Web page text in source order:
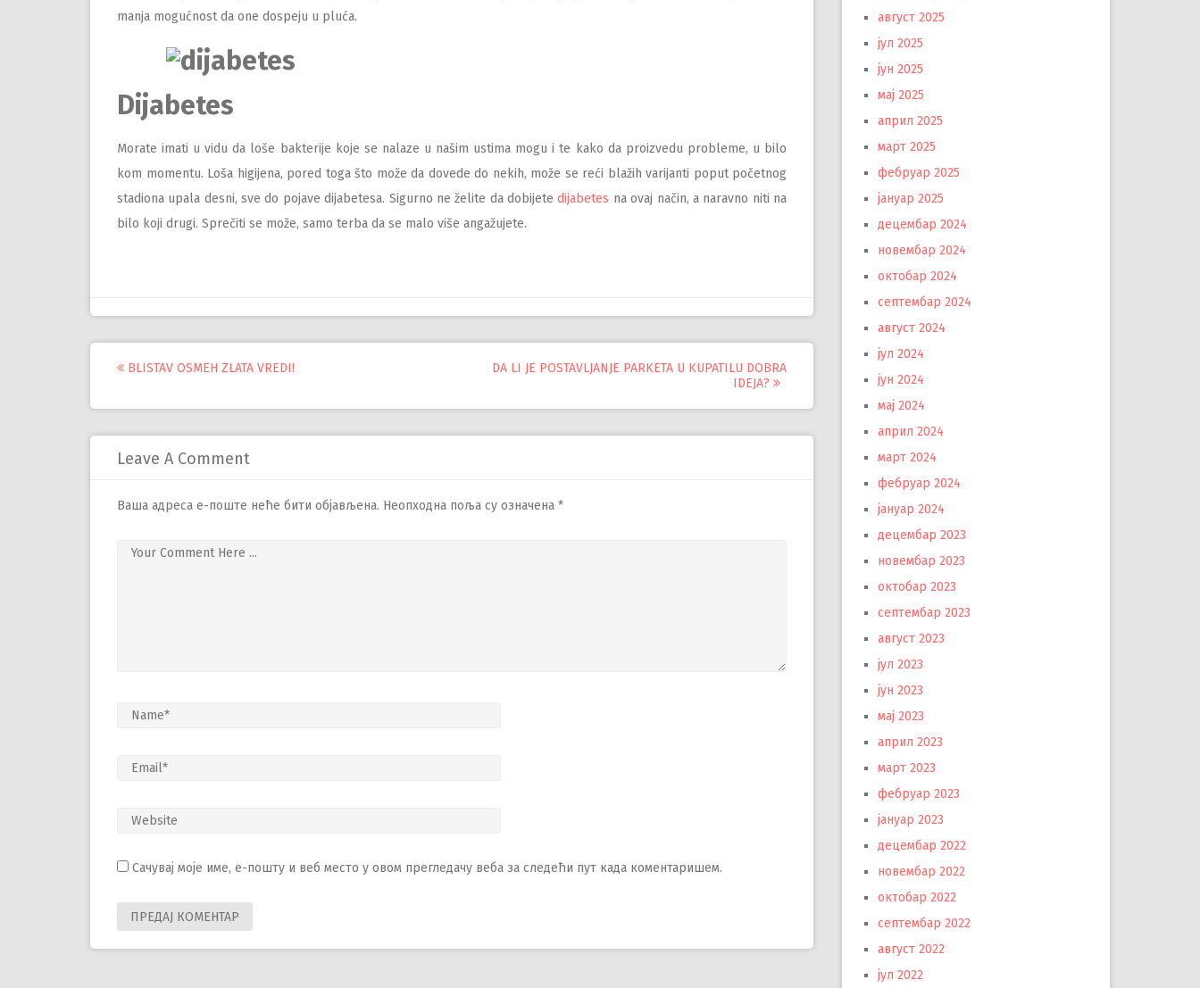
manja mogućnost da one dospeju u pluća.
Dijabetes
Morate imati u vidu da loše bakterije koje se nalaze u našim ustima mogu i te kako da proizvedu probleme, u bilo
kom momentu. Loša higijena, pored toga što može da dovede do nekih, može se reći blažih varijanti poput početnog
stadiona upala desni, sve do pojave dijabetesa. Sigurno ne želite da dobijetedijabetes na ovaj način, a naravno niti na
bilo koji drugi. Sprečiti se može, samo terba da se malo više angažujete.
Управљање
BLISTAV OSMEH ZLATA VREDI!
DA LI JE POSTAVLJANJE PARKETA U KUPATILU DOBRA
IDEJA?
Leave A Comment
Ваша адреса е-поште неће бити објављена. Неопходна поља су означена *
Сачувај моје име, е-пошту и веб место у овом прегледачу веба за следећи пут када коментаришем.
август 2025
јул 2025
јун 2025
мај 2025
април 2025
март 2025
фебруар 2025
јануар 2025
децембар 2024
новембар 2024
октобар 2024
септембар 2024
август 2024
јул 2024
јун 2024
мај 2024
април 2024
март 2024
фебруар 2024
јануар 2024
децембар 2023
новембар 2023
октобар 2023
септембар 2023
август 2023
јул 2023
јун 2023
мај 2023
април 2023
март 2023
фебруар 2023
јануар 2023
децембар 2022
новембар 2022
октобар 2022
септембар 2022
август 2022
јул 2022